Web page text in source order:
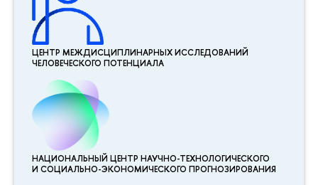
ЦЕНТР МЕЖДИСЦИПЛИНАР­НЫХ ИССЛЕДОВАНИЙ
ЧЕЛОВЕЧЕСКОГО ПОТЕНЦИАЛА
НАЦИОНАЛЬНЫЙ ЦЕНТР НАУЧНО-ТЕХНОЛОГИЧЕСКОГО
И СОЦИАЛЬНО-ЭКОНОМИЧЕСКОГО ПРОГНОЗИРОВАНИЯ